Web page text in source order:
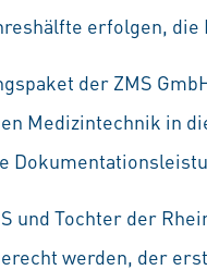
erfolgen,
der ZMS
Medizintechnik in
und Tochter der
werden, der